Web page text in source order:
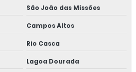
São João das Missões
Campos Altos
Rio Casca
Lagoa Dourada